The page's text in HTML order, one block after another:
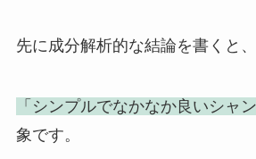
先に成分解析的な結論を書くと、
「シンプルでなかなか良いシャン
象です。